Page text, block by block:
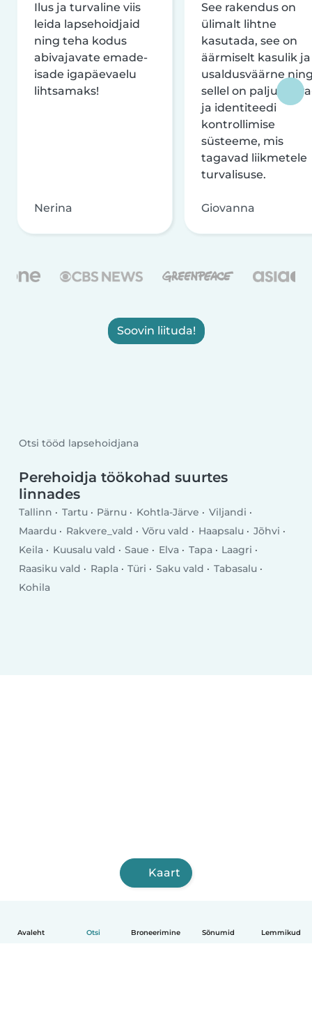
Avaleht Otsi Broneerimine Sõnumid Lemmikud
Ilus ja turvaline viis
leida lapsehoidjaid
ning teha kodus
abivajavate emade-
isade igapäevaelu
lihtsamaks!
Nerina
See rakendus on
ülimalt lihtne
kasutada, see on
äärmiselt kasulik ja
usaldusväärne
sellel on palju
ja identiteedi
kontrollimise
süsteeme, mis
tagavad liikmetele
turvalisuse.
Giovanna
Soovin liituda!
Otsi tööd lapsehoidjana
Perehoidja töökohad suurtes
linnades
Tallinn Tartu Pärnu Kohtla-Järve
Viljandi
Maardu
Rakvere_vald Võru vald Haapsalu
Jõhvi
Keila
Kuusalu vald Saue Elva Tapa
Laagri
Raasiku vald
Rapla Türi Saku vald
Tabasalu
Kohila
Kaart